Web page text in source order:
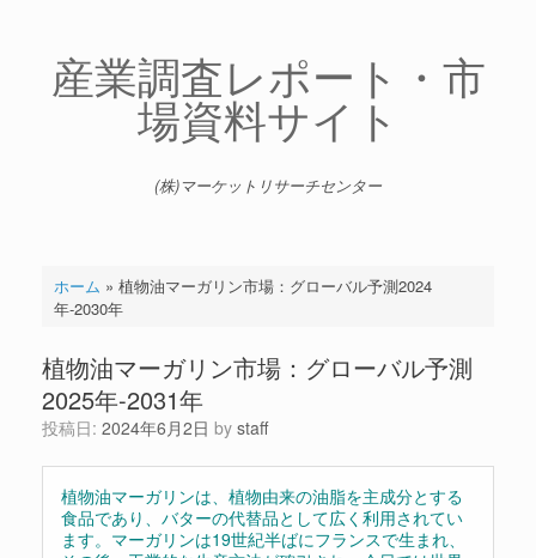
産業調査レポート・市
場資料サイト
(株)マーケットリサーチセンター
ホーム » 植物油マーガリン市場：グローバル予測2024
年-2030年
植物油マーガリン市場：グローバル予測
2025年-2031年
投稿日: 2024年6月2日 by staff
植物油マーガリンは、植物由来の油脂を主成分とする
食品であり、バターの代替品として広く利用されてい
ます。マーガリンは19世紀半ばにフランスで生まれ、